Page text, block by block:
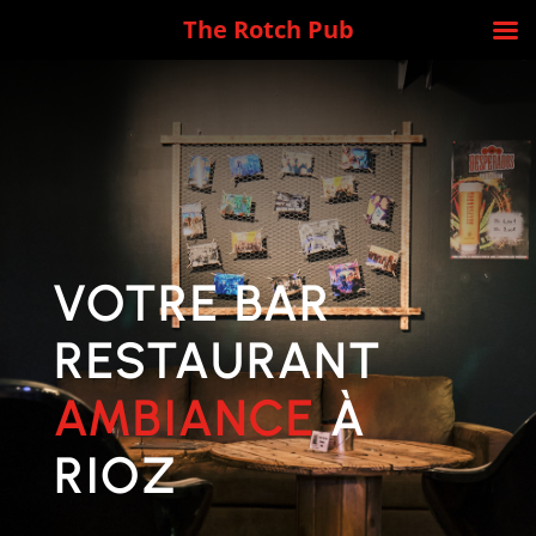
VOTRE BAR
RESTAURANT
AMBIANCEÀ
RIOZ
The Rotch Pub